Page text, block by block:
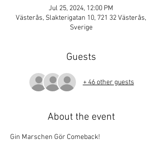
Jul 25, 2024, 12:00 PM
Västerås, Slakterigatan 10, 721 32 Västerås,
Sverige
Guests
+ 46 other guests
About the event
Gin Marschen Gör Comeback!